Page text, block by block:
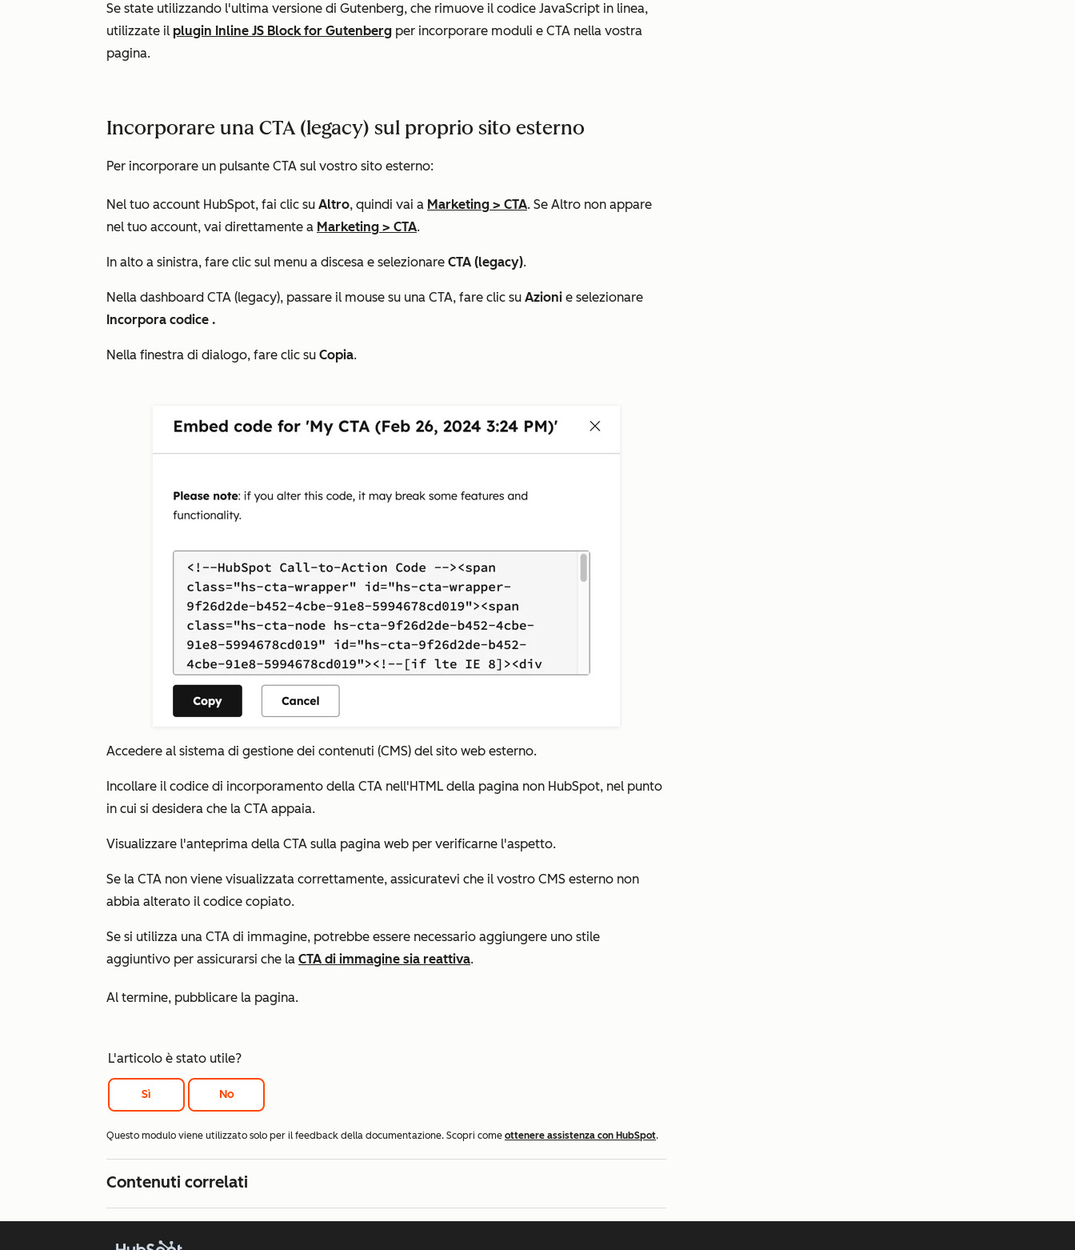
Se state utilizzando l'ultima versione di Gutenberg, che rimuove il codice JavaScript in linea,
utilizzate il plugin Inline JS Block for Gutenberg per incorporare moduli e CTA nella vostra
pagina.
Incorporare una CTA (legacy) sul proprio sito esterno
Per incorporare un pulsante CTA sul vostro sito esterno:
Nel tuo account HubSpot, fai clic su Altro, quindi vai a Marketing > CTA. Se Altro non appare
nel tuo account, vai direttamente a Marketing > CTA.
In alto a sinistra, fare clic sul menu a discesa e selezionare CTA (legacy).
Nella dashboard CTA (legacy), passare il mouse su una CTA, fare clic su Azioni e selezionare
Incorpora codice .
Nella finestra di dialogo, fare clic su Copia.
Accedere al sistema di gestione dei contenuti (CMS) del sito web esterno.
Incollare il codice di incorporamento della CTA nell'HTML della pagina non HubSpot, nel punto
in cui si desidera che la CTA appaia.
Visualizzare l'anteprima della CTA sulla pagina web per verificarne l'aspetto.
Se la CTA non viene visualizzata correttamente, assicuratevi che il vostro CMS esterno non
abbia alterato il codice copiato.
Se si utilizza una CTA di immagine, potrebbe essere necessario aggiungere uno stile
aggiuntivo per assicurarsi che la CTA di immagine sia reattiva.
Al termine, pubblicare la pagina.
L'articolo è stato utile?
Sì No
Questo modulo viene utilizzato solo per il feedback della documentazione. Scopri come ottenere assistenza con HubSpot.
Contenuti correlati